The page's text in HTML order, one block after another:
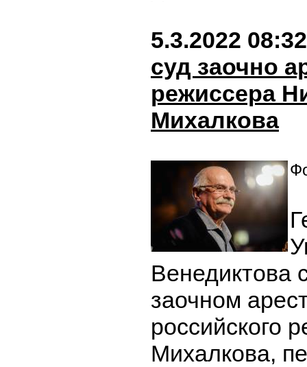
5.3.2022 08:32
суд заочно
режиссера
Михалкова
Венедиктова
заочном
российского
Михалкова,